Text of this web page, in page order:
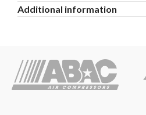
Additional information